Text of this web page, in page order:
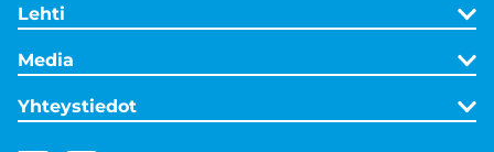
Lehti
Media
Yhteystiedot